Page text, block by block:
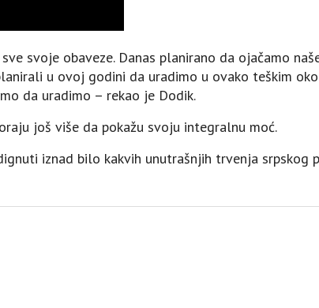
svoje obaveze. Danas planirano da ojačamo
u ovoj godini da uradimo u ovako teškim
da uradimo – rekao je Dodik.
još više da pokažu svoju integralnu moć.
iznad bilo kakvih unutrašnjih trvenja srpskog